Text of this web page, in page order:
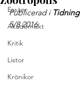
Essäer
Akademiskt
Kritik
Listor
Krönikor
Publicerad i
5/8 2016